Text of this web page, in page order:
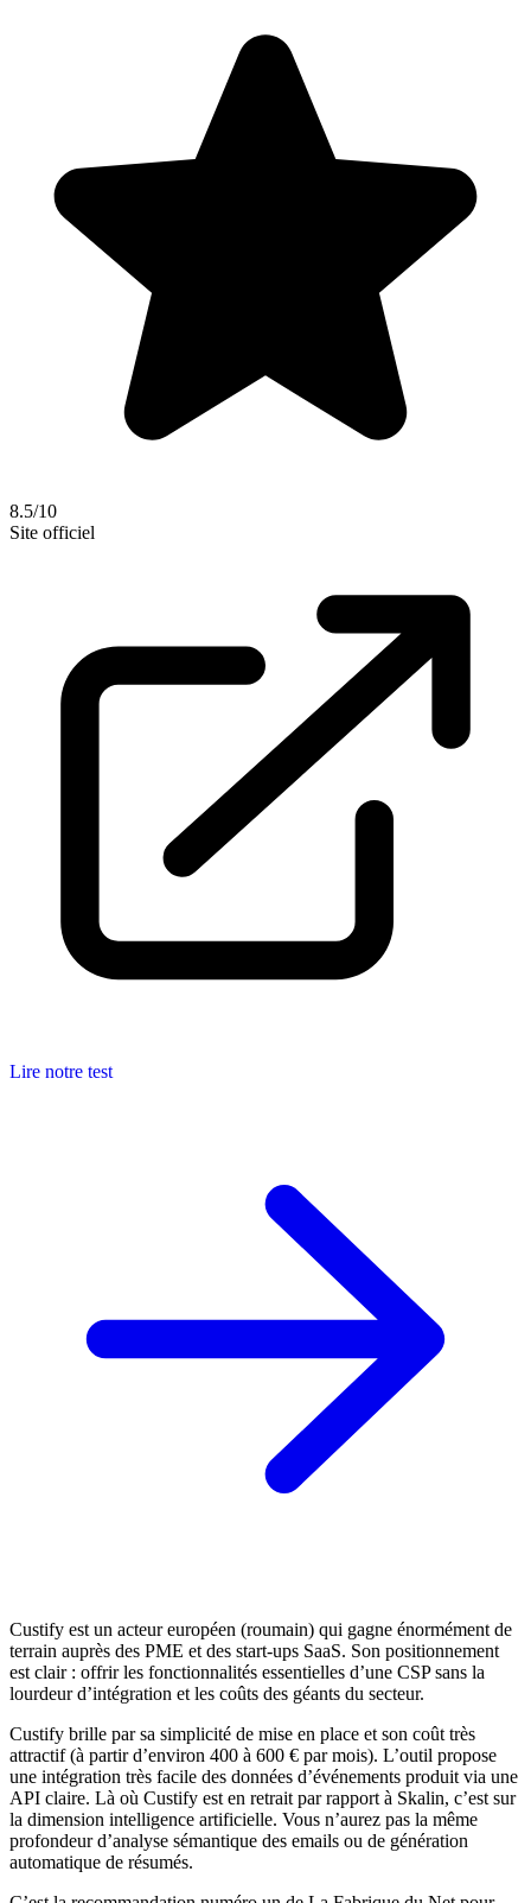
8.5/10
Site officiel
Lire notre test
Custify est un acteur européen (roumain) qui gagne énormément de
terrain auprès des PME et des start-ups SaaS. Son positionnement
est clair : offrir les fonctionnalités essentielles d’une CSP sans la
lourdeur d’intégration et les coûts des géants du secteur.
Custify brille par sa simplicité de mise en place et son coût très
attractif (à partir d’environ 400 à 600 € par mois). L’outil propose
une intégration très facile des données d’événements produit via une
API claire. Là où Custify est en retrait par rapport à Skalin, c’est sur
la dimension intelligence artificielle. Vous n’aurez pas la même
profondeur d’analyse sémantique des emails ou de génération
automatique de résumés.